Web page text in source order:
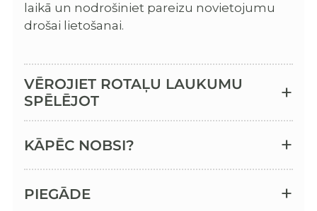
laikā un nodrošiniet pareizu novietojumu
drošai lietošanai.
VĒROJIET ROTAĻU LAUKUMU
SPĒLĒJOT
KĀPĒC NOBSI?
PIEGĀDE